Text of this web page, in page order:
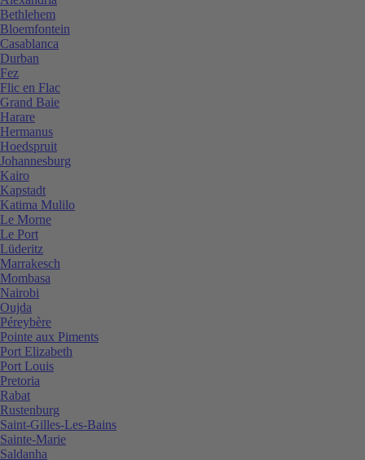
Bethlehem
Bloemfontein
Casablanca
Durban
Fez
Flic en Flac
Grand Baie
Harare
Hermanus
Hoedspruit
Johannesburg
Kairo
Kapstadt
Katima Mulilo
Le Morne
Le Port
Lüderitz
Marrakesch
Mombasa
Nairobi
Oujda
Péreybère
Pointe aux Piments
Port Elizabeth
Port Louis
Pretoria
Rabat
Rustenburg
Saint-Gilles-Les-Bains
Sainte-Marie
Saldanha